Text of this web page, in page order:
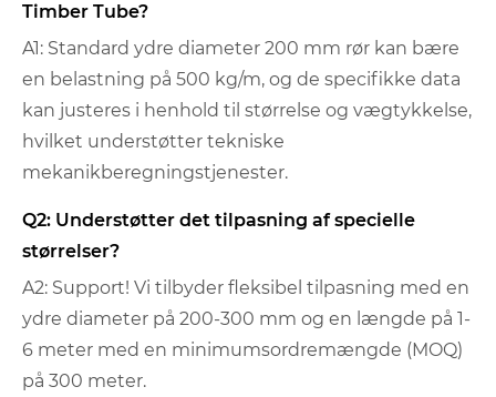
Timber Tube?
A1: Standard ydre diameter 200 mm rør kan bære
en belastning på 500 kg/m, og de specifikke data
kan justeres i henhold til størrelse og vægtykkelse,
hvilket understøtter tekniske
mekanikberegningstjenester.
Q2: Understøtter det tilpasning af specielle
størrelser?
A2: Support! Vi tilbyder fleksibel tilpasning med en
ydre diameter på 200-300 mm og en længde på 1-
6 meter med en minimumsordremængde (MOQ)
på 300 meter.